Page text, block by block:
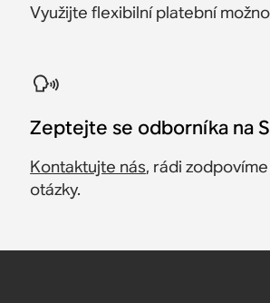
Využijte flexibilní platební
Zeptejte se odborníka na
Kontaktujte nás, rádi
otázky.